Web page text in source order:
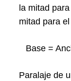
la mitad
mitad para
Base =
Paralaje de